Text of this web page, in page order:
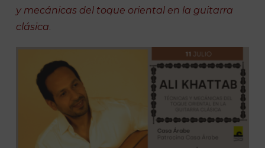
y mecánicas del toque oriental en la guitarra
clásica.